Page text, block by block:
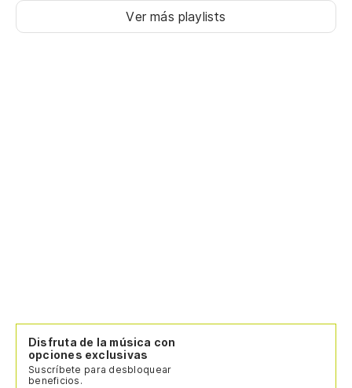
Ver más playlists
Disfruta de la música con
opciones exclusivas
Suscríbete para desbloquear
beneficios.